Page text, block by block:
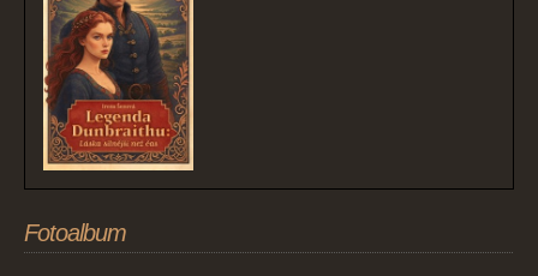
Fotoalbum